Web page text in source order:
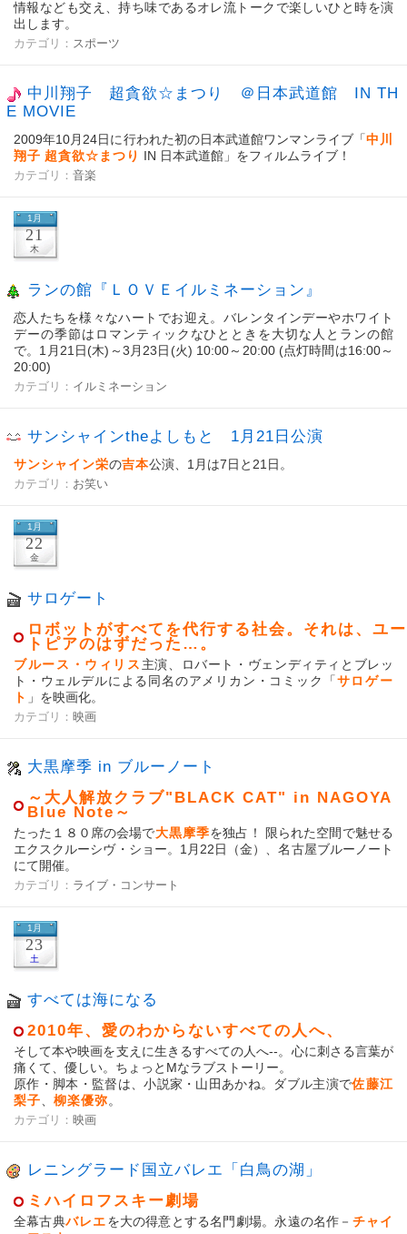
情報なども交え、持ち味であるオレ流トークで楽しいひと時を演
出します。
カテゴリ： スポーツ
中川翔子 超貪欲☆まつり ＠日本武道館 IN TH
E MOVIE
2009年10月24日に行われた初の日本武道館ワンマンライブ「中川
翔子 超貪欲☆まつり IN 日本武道館」をフィルムライブ！
カテゴリ： 音楽
1月
21
木
ランの館『ＬＯＶＥイルミネーション』
恋人たちを様々なハートでお迎え。バレンタインデーやホワイト
デーの季節はロマンティックなひとときを大切な人とランの館
で。1月21日(木)～3月23日(火) 10:00～20:00 (点灯時間は16:00～
20:00)
カテゴリ： イルミネーション
サンシャインtheよしもと 1月21日公演
サンシャイン栄の吉本公演、1月は7日と21日。
カテゴリ： お笑い
1月
22
金
サロゲート
ロボットがすべてを代行する社会。それは、ユー
トピアのはずだった…。
ブルース・ウィリス 主演、ロバート・ヴェンディティとブレッ
ト・ウェルデルによる同名のアメリカン・コミック「サロゲー
ト 」を映画化。
カテゴリ： 映画
大黒摩季 in ブルーノート
～大人解放クラブ"BLACK CAT" in NAGOYA
Blue Note～
たった１８０席の会場で大黒摩季を独占！ 限られた空間で魅せる
エクスクルーシヴ・ショー。1月22日（金）、名古屋ブルーノート
にて開催。
カテゴリ： ライブ・コンサート
1月
23
土
すべては海になる
2010年、愛のわからないすべての人へ、
そして本や映画を支えに生きるすべての人へ--。心に刺さる言葉が
痛くて、優しい。ちょっとMなラブストーリー。
原作・脚本・監督は、小説家・山田あかね。ダブル主演で佐藤江
梨子
柳楽優弥。
カテゴリ： 映画
レニングラード国立バレエ「白鳥の湖」
ミハイロフスキー劇場
全幕古典バレエを大の得意とする名門劇場。永遠の名作－ チャイ